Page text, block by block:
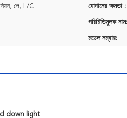
পে, L/C যোগানের ক্ষমতা :
পরিচিতিমুলক নাম:
মডেল নম্বার:
down light